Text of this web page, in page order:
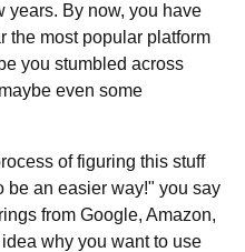
years. By now, you have
the most popular platform
you stumbled across
even some
of figuring this stuff
be an easier way!" you say
from Google, Amazon,
why you want to use